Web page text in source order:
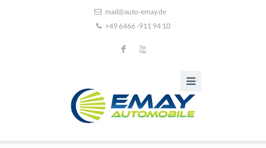
mail@auto-emay.de
+49 6466 -911 94 10
F X